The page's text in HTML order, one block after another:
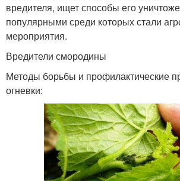
вредителя, ищет способы его
популярными среди которых стали
мероприятия.
Вредители смородины
Методы борьбы и профилактические
огневки: